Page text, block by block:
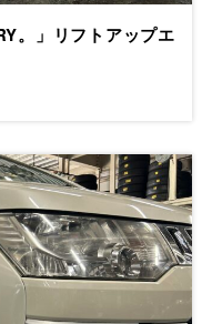
。」リフトアップエ